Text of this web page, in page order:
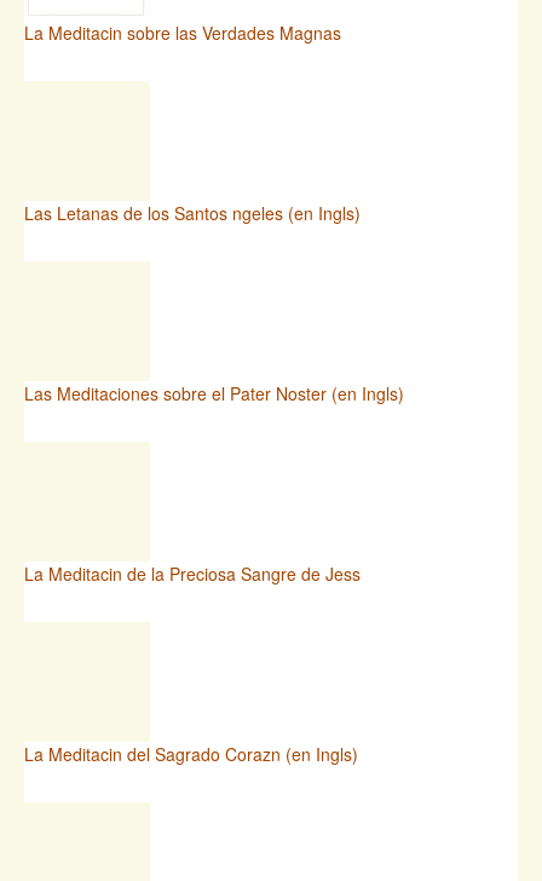
La Meditacin sobre las Verdades Magnas
Las Letanas de los Santos ngeles (en Ingls)
Las Meditaciones sobre el Pater Noster (en Ingls)
La Meditacin de la Preciosa Sangre de Jess
La Meditacin del Sagrado Corazn (en Ingls)